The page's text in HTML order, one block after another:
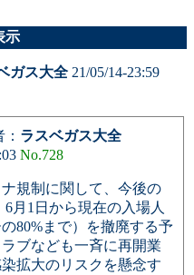
示
ガス大全 21/05/14-23:59
ラスベガス大全
No.728
規制に関して、今後の
月1日から現在の入場人
80%まで）を撤廃する予
ブなども一斉に再開業
拡大のリスクを懸念す